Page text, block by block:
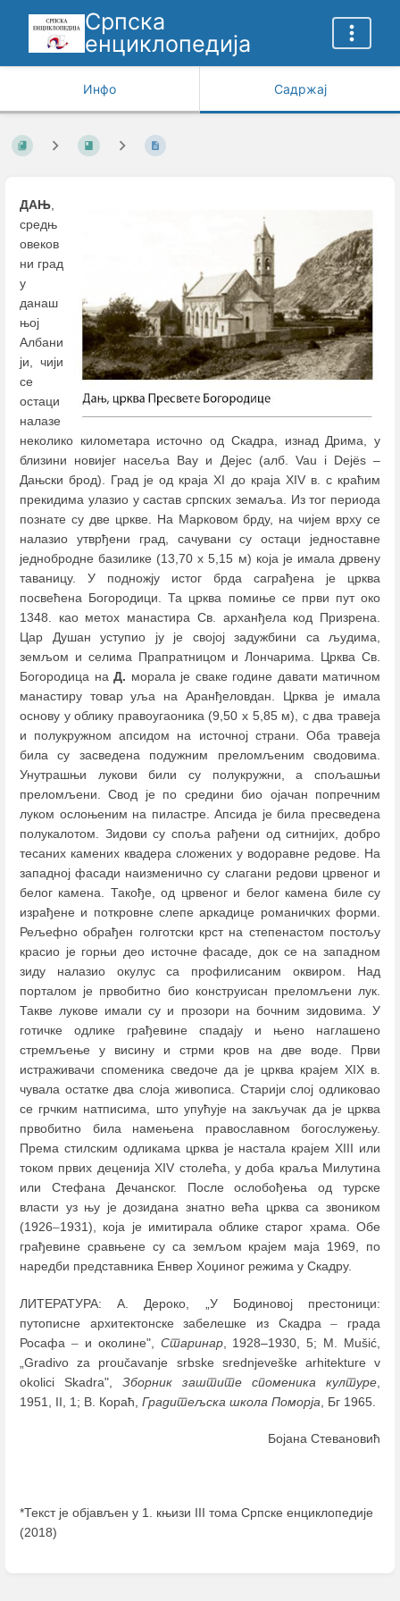
Српска
енциклопедија
Инфо Садржај
ДАЊ,
средњ
овеков
ни град
у
данаш
њој
Албани
ји, чији
се
остаци
налазе
неколико километара источно од Скадра, изнад Дрима, у
близини новијег насеља Вау и Дејес (алб. Vau i Dejës ‒
Дањски брод). Град је од краја XI до краја XIV в. с краћим
прекидима улазио у састав српских земаља. Из тог периода
познате су две цркве. На Марковом брду, на чијем врху се
налазио утврђени град, сачувани су остаци једноставне
једнобродне базилике (13,70 х 5,15 м) којa је имала дрвену
таваницу. У подножју истог брда саграђена је црква
посвећена Богородици. Та црква помиње се први пут око
1348. као метох манастира Св. арханђела код Призрена.
Цар Душан уступио ју је својој задужбини са људима,
земљом и селима Прапратницом и Лончарима. Црква Св.
Богородица на Д. морала је сваке године давати матичном
манастиру товар уља на Аранђеловдан. Црква је имала
основу у облику правоугаоника (9,50 х 5,85 м), с два травеја
и полукружном апсидом на источној страни. Оба травеја
била су засведена подужним преломљеним сводовима.
Унутрашњи лукови били су полукружни, а спољашњи
преломљени. Свод је по средини био ојачан попречним
луком ослоњеним на пиластре. Апсида је била пресведена
полукалотом. Зидови су споља рађени од ситнијих, добро
тесаних камених квадера сложених у водоравне редове. На
западној фасади наизменично су слагани редови црвеног и
белог камена. Такође, од црвеног и белог камена биле су
израђене и поткровне слепе аркадице романичких форми.
Рељефно обрађен голготски крст на степенастом постољу
красио је горњи део источне фасаде, док се на западном
зиду налазио окулус са профилисаним оквиром. Над
порталом је првобитно био конструисан преломљени лук.
Такве лукове имали су и прозори на бочним зидовима. У
готичке одлике грађевине спадају и њено наглашено
стремљење у висину и стрми кров на две воде. Први
истраживачи споменика сведоче да је црква крајем XIX в.
чувала остатке два слоја живописа. Старији слој одликовао
се грчким натписима, што упућује на закључак да је црква
првобитно била намењена православном богослужењу.
Према стилским одликама црква је настала крајем XIII или
током првих деценија XIV столећа, у доба краља Милутина
или Стефана Дечанског. После ослобођења од турске
власти уз њу је дозидана знатно већа црква са звоником
(1926–1931), која је имитирала облике старог храма. Обе
грађевине сравњене су са земљом крајем маја 1969, по
наредби представника Енвер Хоџиног режима у Скадру.
ЛИТЕРАТУРА: А. Дероко, „У Бодиновој престоници:
путописне архитектонске забелешке из Скадра– града
Росафа –и околине", Старинар, 1928‒1930, 5; M. Mušić,
„Gradivo za proučavanje srbske srednjeveške arhitekture v
okolici Skadra", Зборник заштите споменика културе
1951, II, 1; В. Кораћ, Градитељска школа Поморја , Бг 1965.
Бојана Стевановић
*Текст је објављен у 1. књизи III тома Српске енциклопедије
(2018)